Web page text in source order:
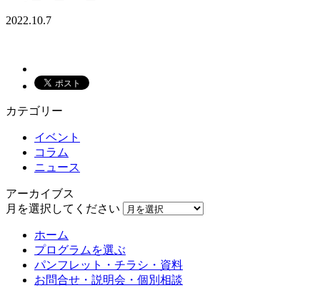
2022.10.7
カテゴリー
イベント
コラム
ニュース
アーカイブス
月を選択してください
ホーム
プログラムを選ぶ
パンフレット・チラシ・資料
お問合せ・説明会・個別相談